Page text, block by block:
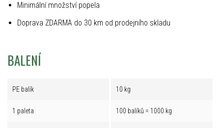
Minimální množství popela
Doprava ZDARMA do 30 km od prodejního skladu
BALENÍ
PE balík 10 kg
1 paleta 100 balíků = 1000 kg